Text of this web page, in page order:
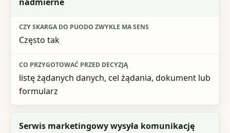
Często tak
listę żądanych danych, cel żądania, dokument lub
formularz
Serwis marketingowy wysyła komunikację